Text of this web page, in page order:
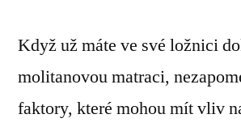
Když už máte ve své ložnici
molitanovou matraci,
faktory, které mohou mít vliv